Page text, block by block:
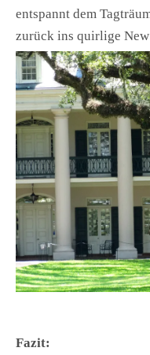
entspannt dem
zurück ins quirlige
Fazit: